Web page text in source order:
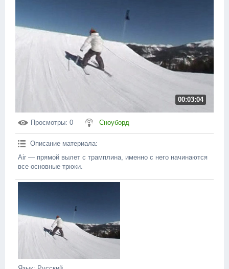
00:03:04
Просмотры: 0 Сноуборд
Описание материала:
Air — прямой вылет с трамплина, именно с него начинаются
все основные трюки.